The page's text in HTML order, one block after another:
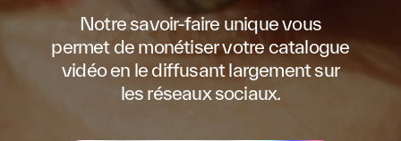
Notre savoir-faire unique vous
permet de monétiser votre catalogue
vidéo en le diffusant largement sur
les réseaux sociaux.